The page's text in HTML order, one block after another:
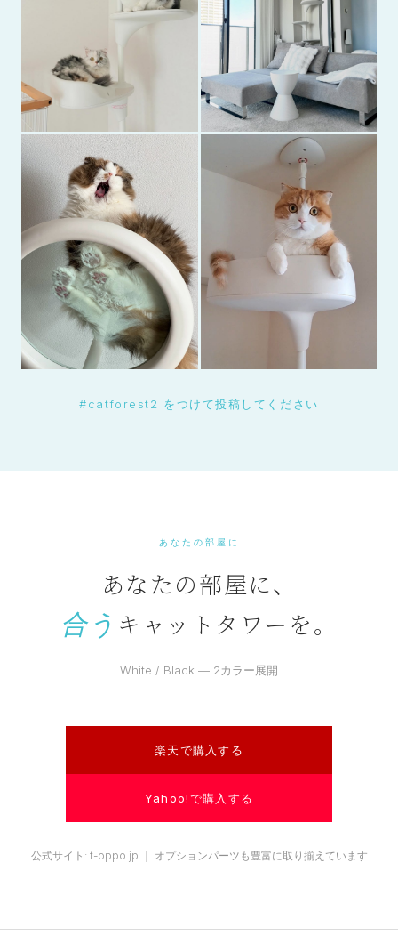
#catforest2 をつけて投稿してください
あなたの部屋に
あなたの部屋に、
合う キャットタワーを。
White / Black — 2カラー展開
楽天で購入する
Yahoo!で購入する
公式サイト: t-oppo.jp ｜ オプションパーツも豊富に取り揃えています